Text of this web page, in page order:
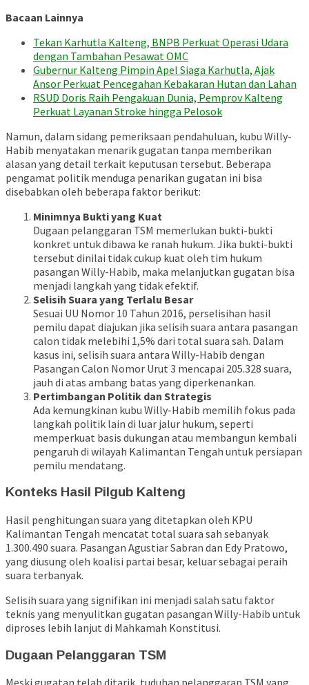
Bacaan Lainnya
Tekan Karhutla Kalteng, BNPB Perkuat Operasi Udara
dengan Tambahan Pesawat OMC
Gubernur Kalteng Pimpin Apel Siaga Karhutla, Ajak
Ansor Perkuat Pencegahan Kebakaran Hutan dan Lahan
RSUD Doris Raih Pengakuan Dunia, Pemprov Kalteng
Perkuat Layanan Stroke hingga Pelosok
Namun, dalam sidang pemeriksaan pendahuluan, kubu Willy-
Habib menyatakan menarik gugatan tanpa memberikan
alasan yang detail terkait keputusan tersebut. Beberapa
pengamat politik menduga penarikan gugatan ini bisa
disebabkan oleh beberapa faktor berikut:
Minimnya Bukti yang Kuat
Dugaan pelanggaran TSM memerlukan bukti-bukti
konkret untuk dibawa ke ranah hukum. Jika bukti-bukti
tersebut dinilai tidak cukup kuat oleh tim hukum
pasangan Willy-Habib, maka melanjutkan gugatan bisa
menjadi langkah yang tidak efektif.
Selisih Suara yang Terlalu Besar
Sesuai UU Nomor 10 Tahun 2016, perselisihan hasil
pemilu dapat diajukan jika selisih suara antara pasangan
calon tidak melebihi 1,5% dari total suara sah. Dalam
kasus ini, selisih suara antara Willy-Habib dengan
Pasangan Calon Nomor Urut 3 mencapai 205.328 suara,
jauh di atas ambang batas yang diperkenankan.
Pertimbangan Politik dan Strategis
Ada kemungkinan kubu Willy-Habib memilih fokus pada
langkah politik lain di luar jalur hukum, seperti
memperkuat basis dukungan atau membangun kembali
pengaruh di wilayah Kalimantan Tengah untuk persiapan
pemilu mendatang.
Konteks Hasil Pilgub Kalteng
Hasil penghitungan suara yang ditetapkan oleh KPU
Kalimantan Tengah mencatat total suara sah sebanyak
1.300.490 suara. Pasangan Agustiar Sabran dan Edy Pratowo,
yang diusung oleh koalisi partai besar, keluar sebagai peraih
suara terbanyak.
Selisih suara yang signifikan ini menjadi salah satu faktor
teknis yang menyulitkan gugatan pasangan Willy-Habib untuk
diproses lebih lanjut di Mahkamah Konstitusi.
Dugaan Pelanggaran TSM